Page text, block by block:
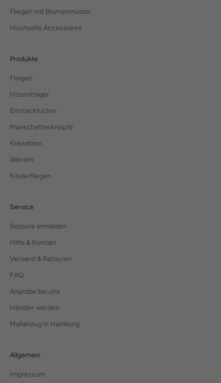
Fliegen mit Blumenmuster
Hochzeits Accessoires
Produkte
Fliegen
Hosenträger
Einstecktücher
Manschettenknöpfe
Krawatten
Westen
Kinderfliegen
Service
Retoure anmelden
Hilfe & Kontakt
Versand & Retouren
FAQ
Anprobe bei uns
Händler werden
Maßanzug in Hamburg
Allgemein
Impressum